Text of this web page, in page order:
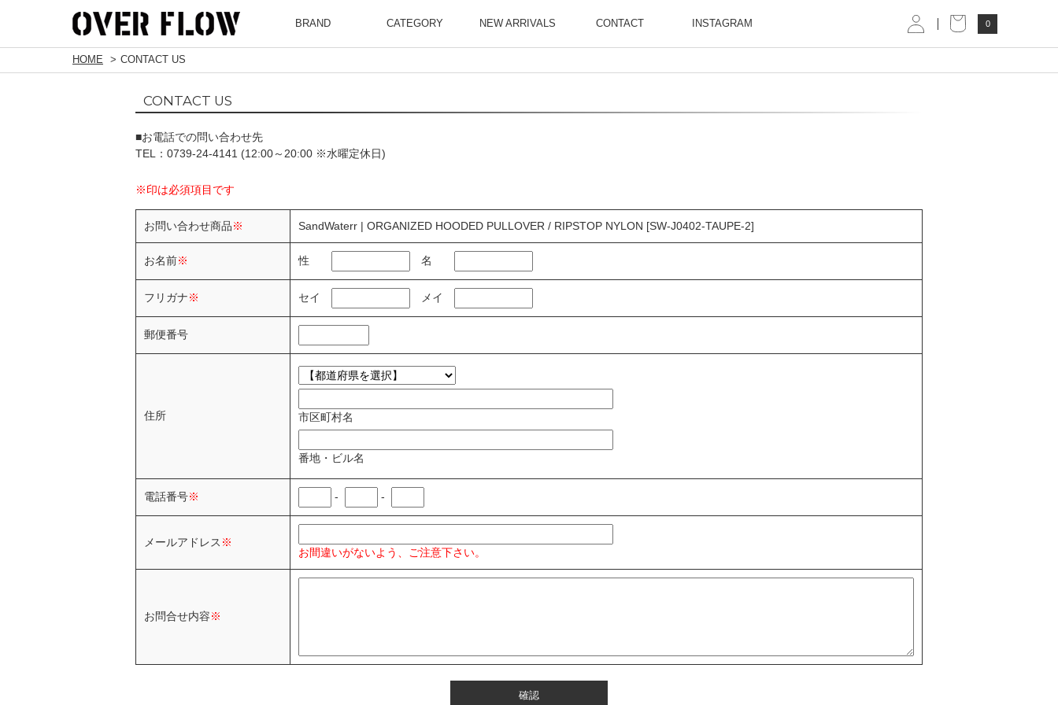
BRAND CATEGORY NEW ARRIVALS CONTACT INSTAGRAM 0
HOME CONTACT US
CONTACT US
■お電話での問い合わせ先
TEL：0739-24-4141 (12:00～20:00 ※水曜定休日)
※印は必須項目です
お問い合わせ商品※ SandWaterr | ORGANIZED HOODED PULLOVER / RIPSTOP NYLON [SW-J0402-TAUPE-2]
お名前※ 性 名
フリガナ※ セイ メイ
郵便番号
住所 市区町村名
番地・ビル名
電話番号※ - -
メールアドレス ※
お間違いがないよう、ご注意下さい。
お問合せ内容※
確認